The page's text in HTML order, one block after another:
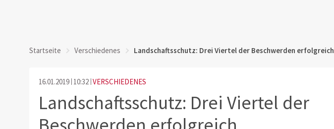
Startseite Verschiedenes Landschaftsschutz: Drei Viertel der Beschwerden erfolgreich
16.01.2019 10:32 VERSCHIEDENES
Landschaftsschutz: Drei Viertel der